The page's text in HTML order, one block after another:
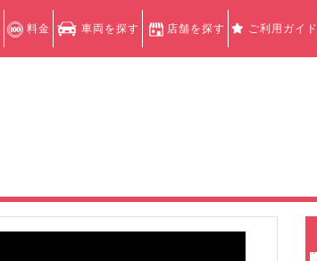
料金 車両を探す 店舗を探す ご利用ガイド